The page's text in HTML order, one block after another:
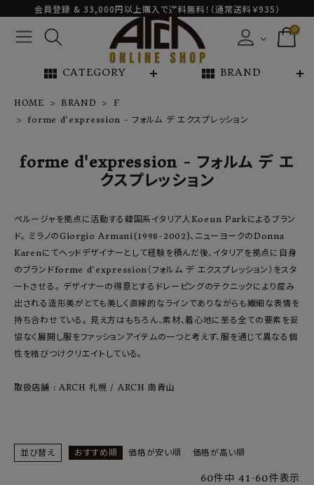
会員登録 & 33,000円以上購入で送料無料！（通常送料￥935）
0
view_module CATEGORY view_module BRAND
ARCH EXCLUSIVE
CATEGORY
CONTENTS
SHOP
INFORMATION
ご利用ガイド
特定商取引法について
HOME BRAND
F
forme d'expression - フォルム デ エクスプレッション
forme d'expression - フォルム デ エ
クスプレッション
ペルージャを拠点に活動する韓国系イタリア人Koeun Parkによるブラン
ド。 ミラノのGiorgio Armani(1998-2002)、ニューヨークのDonna
Karenにてヘッドデザイナーとして経験を積んだ後、イタリアを拠点に自身
のブランドforme d'expression（フォルム デ エクスプレッション）をスタ
ートさせる。 デザイナーの得意とするドレーピングのテクニックにより産み
出される造形美がとても美しく直線的なラインでありながらも繊細な表情を
持ち合わせている。 見え方はもちろん、素材、着心地に至る全ての要素を妥
協なく展開し服をファッションアイテムの一つと考えず、服を通じて異なる個
性を結びつけクリエイトしている。
取扱店舗 : ARCH 札幌 / ARCH 南青山
並び替え おすすめ順 価格が安い順 価格が高い順
60件中 41-60件表示